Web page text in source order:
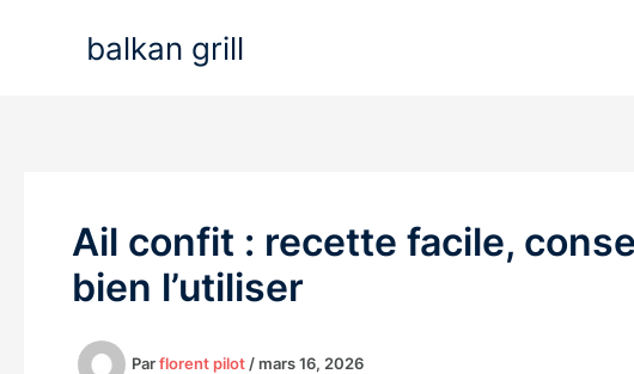
balkan grill
Ail confit : recette facile,
bien l’utiliser
Parflorent pilot /mars 16, 2026